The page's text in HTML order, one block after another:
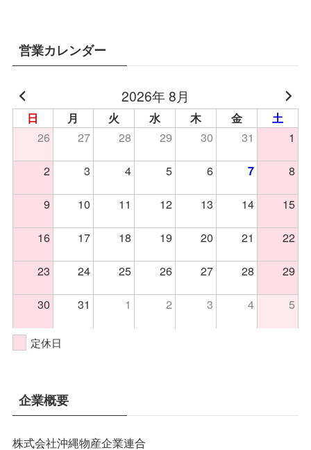
営業カレンダー
2026年 8月
日 月 火 水 木 金 土
26 27 28 29 30 31
1
2
3 4 5 6 7
8
9
10 11 12 13 14
15
16
17 18 19 20 21
22
23
24 25 26 27 28
29
30
31 1 2 3 4 5
定休日
企業概要
株式会社沖縄物産企業連合